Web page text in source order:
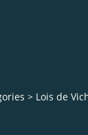
> Lois de